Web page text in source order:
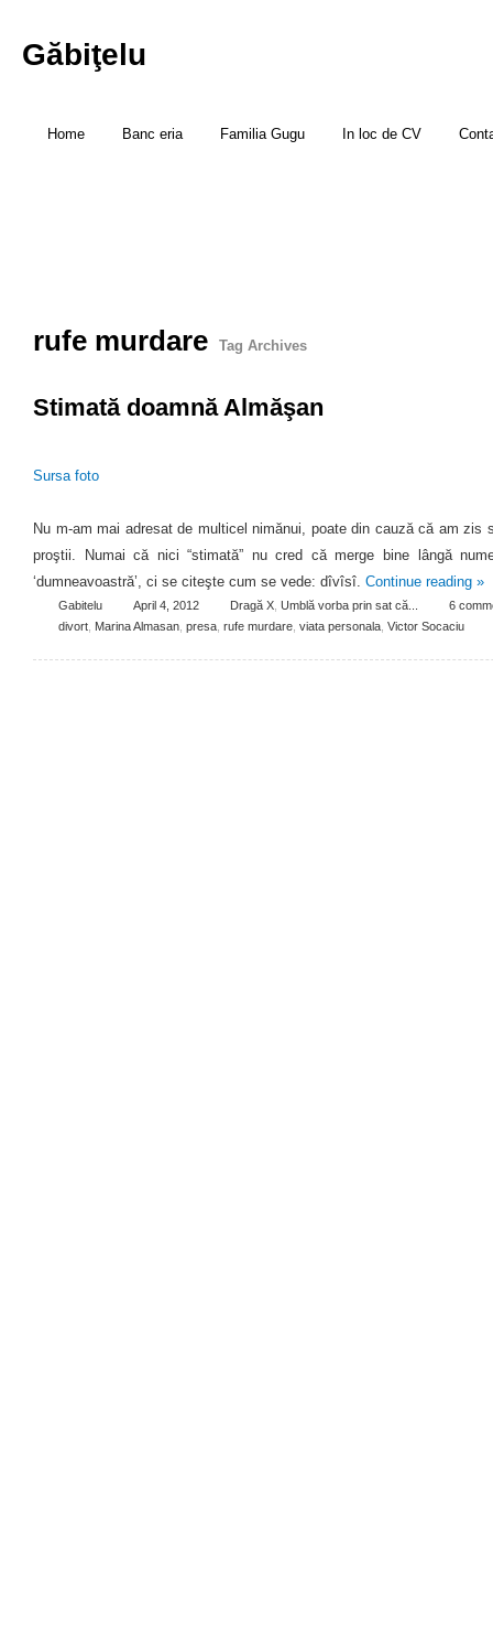
Găbiţelu
Home Banc eria Familia Gugu In loc de CV
rufe murdare Tag Archives
Stimată doamnă Almăşan
Sursa foto
Nu m-am mai adresat de multicel nimănui, poate din cauză că am zis
proştii. Numai că nici “stimată” nu cred că merge bine lângă
‘dumneavoastră’, ci se citeşte cum se vede: dîvîsî. Continue reading »
Gabitelu April 4, 2012 Dragă X Umblă vorba prin sat că...
6
divort Marina Almasan presa rufe murdare viata personala Victor Socaciu